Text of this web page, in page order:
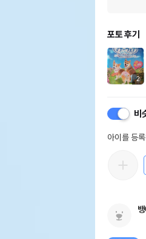
포토 후기
2
비
아이를 등